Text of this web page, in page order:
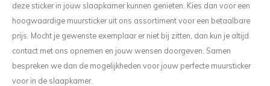
deze sticker in jouw slaapkamer kunnen genieten. Kies dan voor een
hoogwaardige muursticker uit ons assortiment voor een betaalbare
prijs. Mocht je gewenste exemplaar er niet bij zitten, dan kun je altijd
contact met ons opnemen en jouw wensen doorgeven. Samen
bespreken we dan de mogelijkheden voor jouw perfecte muursticker
voor in de slaapkamer.